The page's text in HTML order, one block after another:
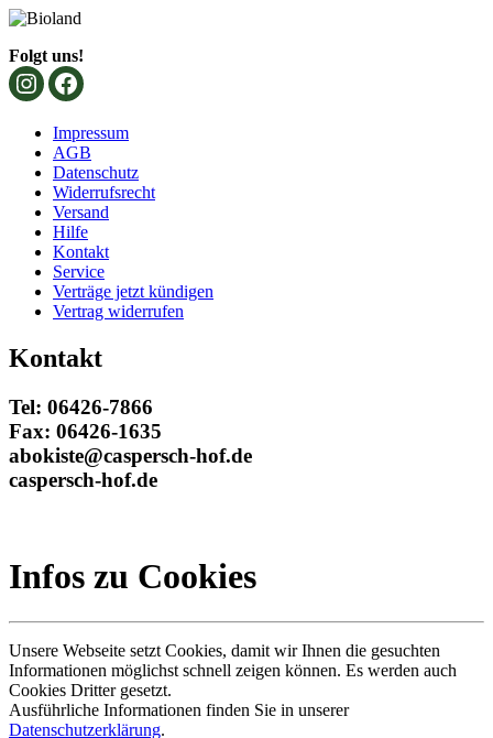
Folgt uns!
Impressum
AGB
Datenschutz
Widerrufsrecht
Versand
Hilfe
Kontakt
Service
Verträge jetzt kündigen
Vertrag widerrufen
Kontakt
Tel: 06426-7866
Fax: 06426-1635
abokiste@caspersch-hof.de
caspersch-hof.de
Infos zu Cookies
Unsere Webseite setzt Cookies, damit wir Ihnen die gesuchten
Informationen möglichst schnell zeigen können. Es werden auch
Cookies Dritter gesetzt.
Ausführliche Informationen finden Sie in unserer
Datenschutzerklärung.